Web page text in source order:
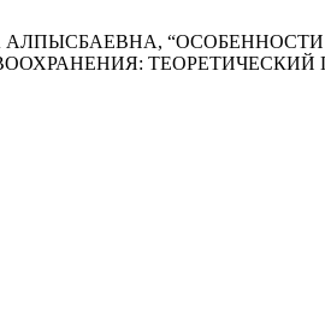
ТЕОРЕТИЧЕСКИЙ